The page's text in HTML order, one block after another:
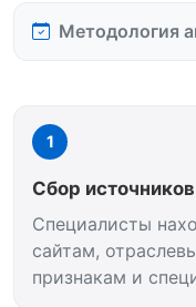
Методология
1
Сбор источников
Специалисты
сайтам,
признакам и